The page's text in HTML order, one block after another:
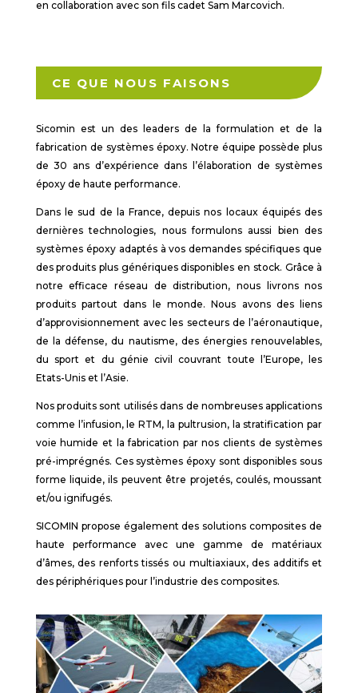
en collaboration avec son fils cadet Sam Marcovich.
CE QUE NOUS FAISONS
Sicomin est un des leaders de la formulation et de la
fabrication de systèmes époxy. Notre équipe possède plus
de 30 ans d’expérience dans l’élaboration de systèmes
époxy de haute performance.
Dans le sud de la France, depuis nos locaux équipés des
dernières technologies, nous formulons aussi bien des
systèmes époxy adaptés à vos demandes spécifiques que
des produits plus génériques disponibles en stock. Grâce à
notre efficace réseau de distribution, nous livrons nos
produits partout dans le monde. Nous avons des liens
d’approvisionnement avec les secteurs de l’aéronautique,
de la défense, du nautisme, des énergies renouvelables,
du sport et du génie civil couvrant toute l’Europe, les
Etats-Unis et l’Asie.
Nos produits sont utilisés dans de nombreuses applications
comme l’infusion, le RTM, la pultrusion, la stratification par
voie humide et la fabrication ​​par nos clients de systèmes
pré-imprégnés. Ces systèmes époxy sont disponibles sous
forme liquide, ils peuvent être projetés, coulés, moussant
et/ou ignifugés.
SICOMIN propose également des solutions composites de
haute performance avec une gamme de matériaux
d’âmes, des renforts tissés ou multiaxiaux, des additifs et
des périphériques pour l’industrie des composites.